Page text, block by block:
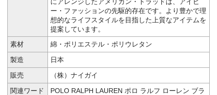
ー・ファッションの先駆的存在です。より豊かで理
想的なライフスタイルを目指した上質なアイテムを
提案しています。
素材
綿・ポリエステル・ポリウレタン
製造
日本
販売
（株）ナイガイ
関連ワード
POLO RALPH LAUREN ポロ ラルフ ローレン ブラ